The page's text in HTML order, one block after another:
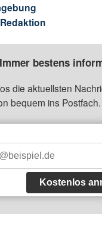
bestens
die aktuellsten
bequem ins Postfach.
Kostenlos